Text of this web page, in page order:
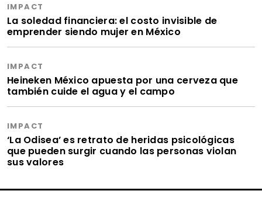
IMPACT
La soledad financiera: el costo invisible de
emprender siendo mujer en México
IMPACT
Heineken México apuesta por una cerveza que
también cuide el agua y el campo
IMPACT
‘La Odisea’ es retrato de heridas psicológicas
que pueden surgir cuando las personas violan
sus valores